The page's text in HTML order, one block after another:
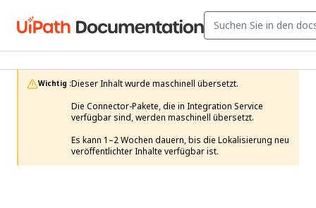
Wichtig :Dieser Inhalt wurde maschinell übersetzt.
Die Connector-Pakete, die in Integration Service
verfügbar sind, werden maschinell übersetzt.
Es kann 1–2 Wochen dauern, bis die Lokalisierung neu
veröffentlichter Inhalte verfügbar ist.